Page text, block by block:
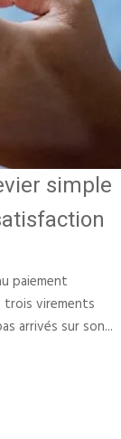
simple
paiement
trois virements
arrivés sur son...